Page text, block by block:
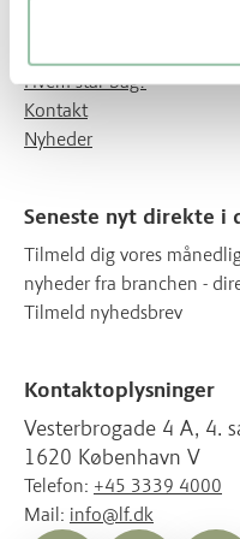
Hvem står bag?
Kontakt
Nyheder
Seneste nyt direkte i
Tilmeld dig vores
nyheder fra branchen -
Tilmeld nyhedsbrev
Kontaktoplysninger
Vesterbrogade 4 A, 4.
1620 København V
Telefon: +45 3339 4000
Mail: info@lf.dk